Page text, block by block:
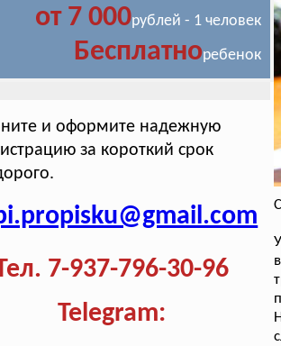
от 7 000рублей - 1 человек
Бесплатноребенок
и оформите надежную
за короткий срок
7-937-796-30-96
Telegram: